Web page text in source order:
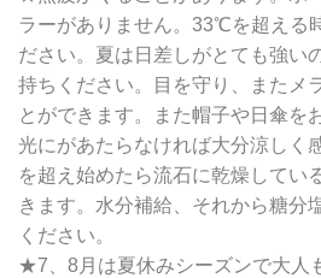
ラーがありません。33℃を超える
ださい。夏は日差しがとても強い
持ちください。目を守り、またメ
とができます。また帽子や日傘を
光にがあたらなければ大分涼しく
を超え始めたら流石に乾燥してい
きます。水分補給、それから糖分
ください。
★7、8月は夏休みシーズンで大人